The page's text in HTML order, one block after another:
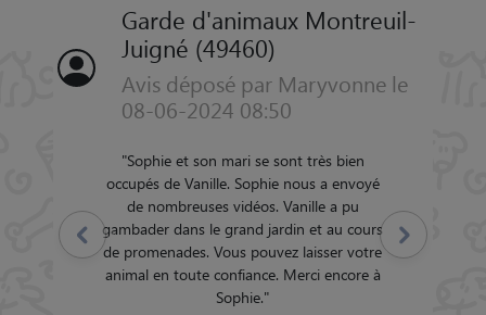
Garde d'animaux Montreuil-
Juigné (49460)
Avis déposé par Maryvonne le
08-06-2024 08:50
"Sophie et son mari se sont très bien
occupés de Vanille. Sophie nous a envoyé
de nombreuses vidéos. Vanille a pu
gambader dans le grand jardin et au cours
de promenades. Vous pouvez laisser votre
animal en toute confiance. Merci encore à
Sophie."
Précédent Suivant